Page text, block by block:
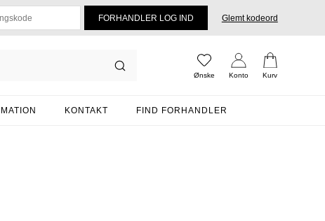
Glemt kodeord
Ønske Konto Kurv
KONTAKT FIND FORHANDLER